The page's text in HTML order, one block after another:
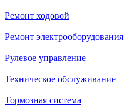
Ремонт ходовой
Ремонт электрооборудования
Рулевое управление
Техническое обслуживание
Тормозная система